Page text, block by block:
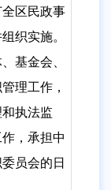
区民政事
织实施。
基金会、
理工作，
执法监
，承担中
员会的日